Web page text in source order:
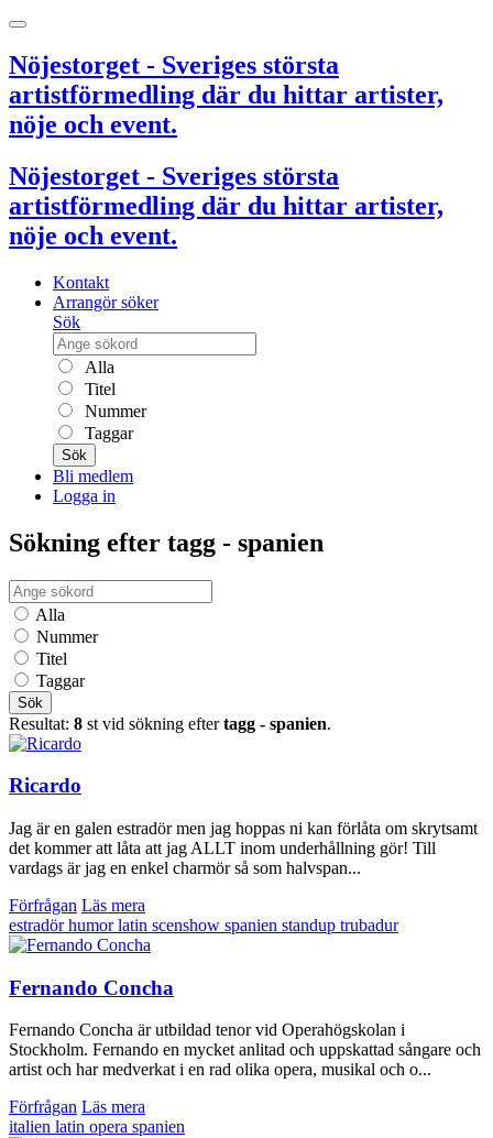
Nöjestorget - Sveriges största
artistförmedling där du hittar artister,
nöje och event.
Nöjestorget - Sveriges största
artistförmedling där du hittar artister,
nöje och event.
Kontakt
Arrangör söker
Sök
Alla
Titel
Nummer
Taggar
Sök
Bli medlem
Logga in
Sökning efter tagg - spanien
Alla
Nummer
Titel
Taggar
Sök
Resultat: 8 st vid sökning eftertagg - spanien.
Ricardo
Jag är en galen estradör men jag hoppas ni kan förlåta om skrytsamt
det kommer att låta att jag ALLT inom underhållning gör! Till
vardags är jag en enkel charmör så som halvspan...
Förfrågan Läs mera
estradörhumorlatin scenshow spanien standup trubadur
Fernando Concha
Fernando Concha är utbildad tenor vid Operahögskolan i
Stockholm. Fernando en mycket anlitad och uppskattad sångare och
artist och har medverkat i en rad olika opera, musikal och o...
Förfrågan Läs mera
italien latin opera spanien